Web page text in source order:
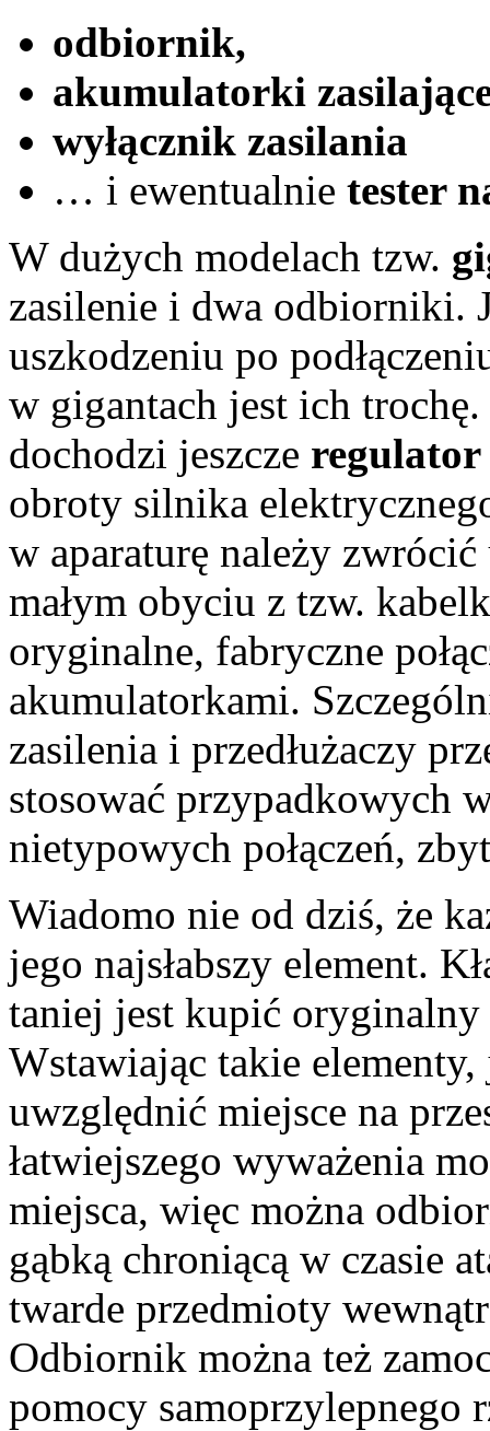
odbiornik,
akumulatorki
wyłącznik zasilania
… i ewentualnie tester
W dużych modelach tzw.
zasilenie i dwa odbiorniki.
uszkodzeniu po
w gigantach jest ich
dochodzi jeszcze
obroty silnika
w aparaturę należy
małym obyciu z tzw.
oryginalne, fabryczne
akumulatorkami.
zasilenia i przedłużaczy
stosować przypadkowych
nietypowych połączeń,
Wiadomo nie od dziś, że
jego najsłabszy element.
taniej jest kupić
Wstawiając takie
uwzględnić miejsce na
łatwiejszego wyważenia
miejsca, więc można
gąbką chroniącą w czasie
twarde przedmioty
Odbiornik można też
pomocy samoprzylepnego